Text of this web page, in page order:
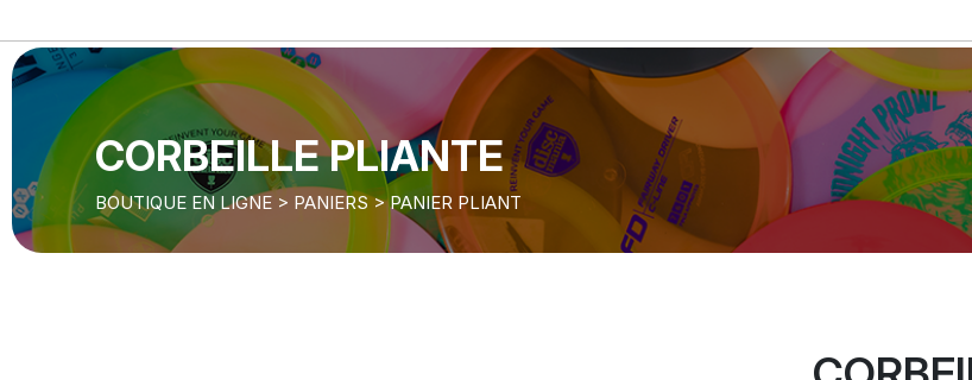
CORBEILLE PLIANTE
BOUTIQUE EN LIGNE > PANIERS>PANIER PLIANT